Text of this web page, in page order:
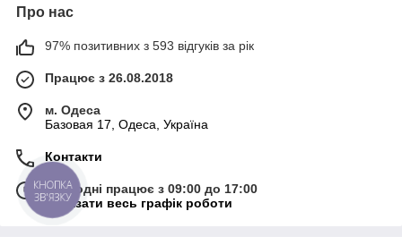
Про нас
97% позитивних з 593 відгуків за рік
Працює з 26.08.2018
м. Одеса
Базовая 17, Одеса, Україна
Контакти
Сьогодні працює з 09:00 до 17:00
Показати весь графік роботи
КНОПКА
ЗВ'ЯЗКУ